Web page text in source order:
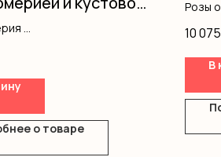
о товаре
Розы
10 075
В